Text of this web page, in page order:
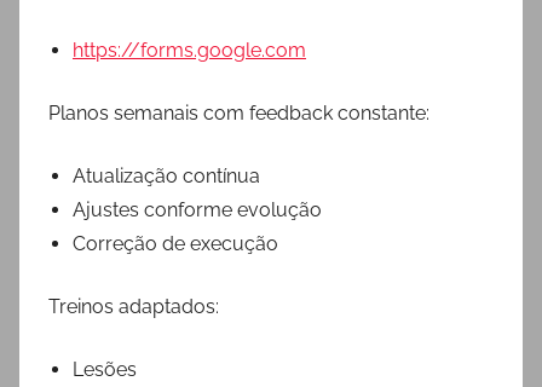
https://forms.google.com
Planos semanais com feedback constante:
Atualização contínua
Ajustes conforme evolução
Correção de execução
Treinos adaptados:
Lesões